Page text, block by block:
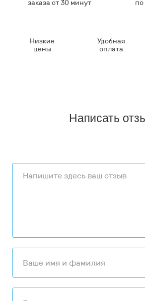
заказа от 30 минут
Низкие
цены
Удобная
оплата
Написать